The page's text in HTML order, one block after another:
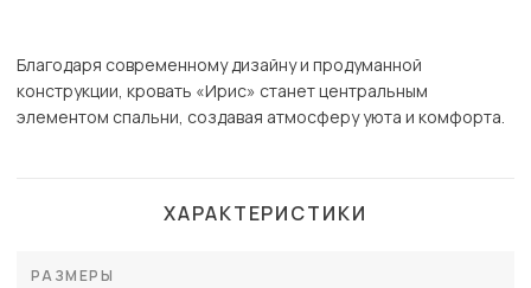
Благодаря современному дизайну и продуманной
конструкции, кровать «Ирис» станет центральным
элементом спальни, создавая атмосферу уюта и комфорта.
ХАРАКТЕРИСТИКИ
РАЗМЕРЫ